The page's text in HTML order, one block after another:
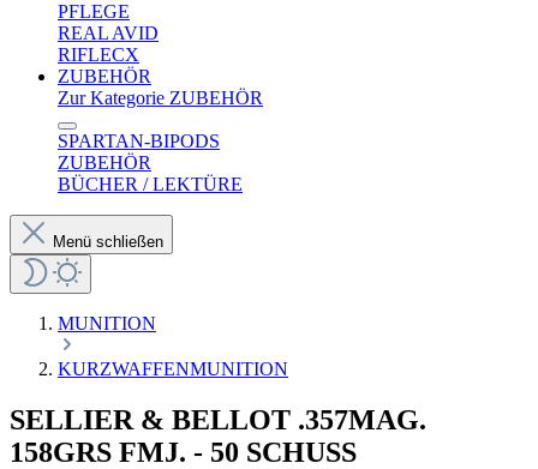
PFLEGE
REAL AVID
RIFLECX
ZUBEHÖR
Zur Kategorie ZUBEHÖR
SPARTAN-BIPODS
ZUBEHÖR
BÜCHER / LEKTÜRE
Menü schließen
MUNITION
KURZWAFFENMUNITION
SELLIER & BELLOT .357MAG.
158GRS FMJ. - 50 SCHUSS